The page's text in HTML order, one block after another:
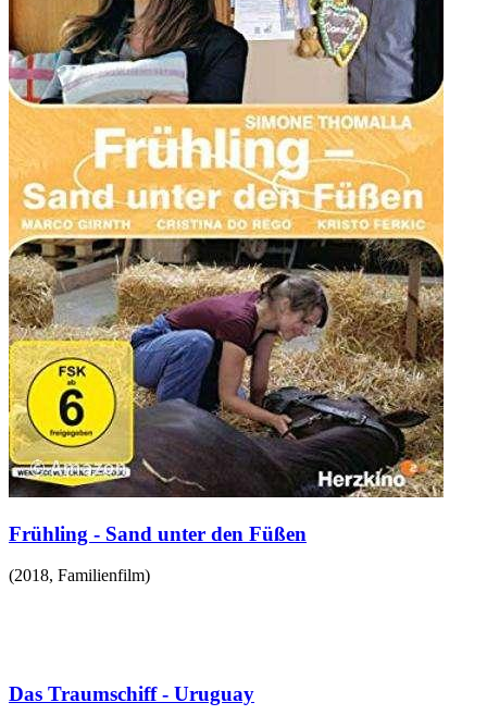
Frühling - Sand unter den Füßen
(2018, Familienfilm)
Das Traumschiff - Uruguay